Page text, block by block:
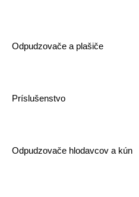
Odpudzovače a plašiče
Príslušenstvo
Odpudzovače hlodavcov a kún